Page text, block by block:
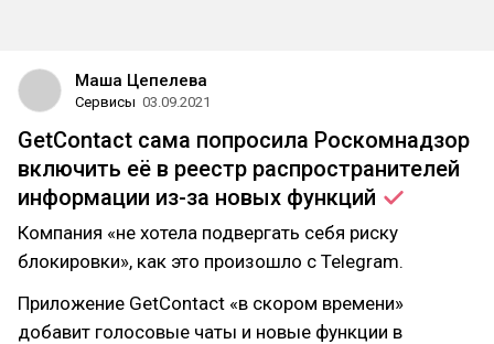
Маша Цепелева
Сервисы 03.09.2021
GetContact сама попросила Роскомнадзор
включить её в реестр распространителей
информации из-за новых функций
Компания «не хотела подвергать себя риску
блокировки», как это произошло с Telegram.
Приложение GetContact «в скором времени»
добавит голосовые чаты и новые функции в